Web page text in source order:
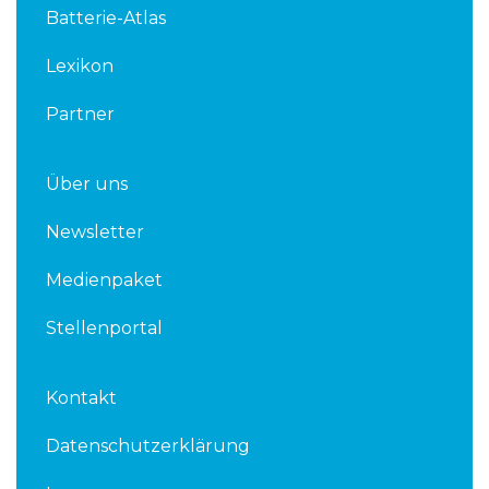
Batterie-Atlas
Lexikon
Partner
Über uns
Newsletter
Medienpaket
Stellenportal
Kontakt
Datenschutzerklärung